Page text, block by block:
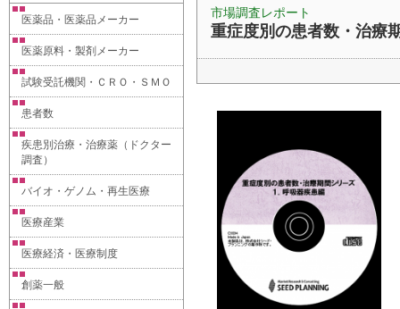
市場調査レポート
重症度別の患者数・治療
医薬品・医薬品メーカー
医薬原料・製剤メーカー
試験受託機関・ＣＲＯ・ＳＭＯ
患者数
疾患別治療・治療薬（ドクター
調査）
バイオ・ゲノム・再生医療
医療産業
医療経済・医療制度
創薬一般